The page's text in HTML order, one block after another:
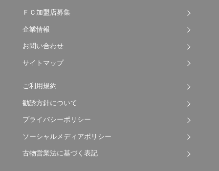
ＦＣ加盟店募集
企業情報
お問い合わせ
サイトマップ
ご利用規約
勧誘方針について
プライバシーポリシー
ソーシャルメディアポリシー
古物営業法に基づく表記